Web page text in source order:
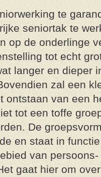
te
seniortak te
op de onderlinge
tot echt
langer en dieper
zal een
ontstaan van een
tot een toffe
De
en staat in
van persoons-
gaat hier om